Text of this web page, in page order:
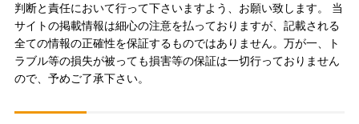
判断と責任において行って下さいますよう、お願い致します。 当
サイトの掲載情報は細心の注意を払っておりますが、記載される
全ての情報の正確性を保証するものではありません。万が一、ト
ラブル等の損失が被っても損害等の保証は一切行っておりません
ので、予めご了承下さい。